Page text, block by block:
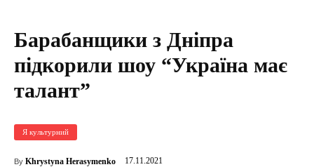
Барабанщики з Дніпра
підкорили шоу “Україна має
талант”
Я культурний
By Khrystyna Herasymenko 17.11.2021